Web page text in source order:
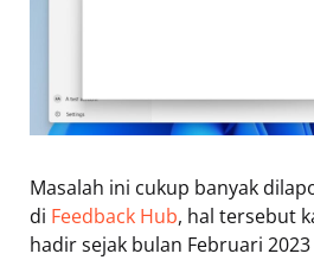
Masalah ini cukup banyak
di Feedback Hub, hal tersebut
hadir sejak bulan Februari